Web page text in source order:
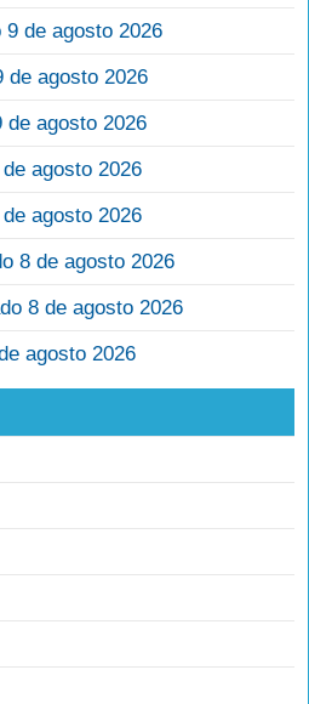
de agosto 2026
de agosto 2026
de agosto 2026
agosto 2026
agosto 2026
8 de agosto 2026
8 de agosto 2026
agosto 2026